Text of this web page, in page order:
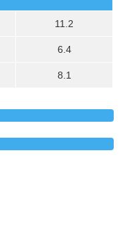
11.2
6.4
8.1